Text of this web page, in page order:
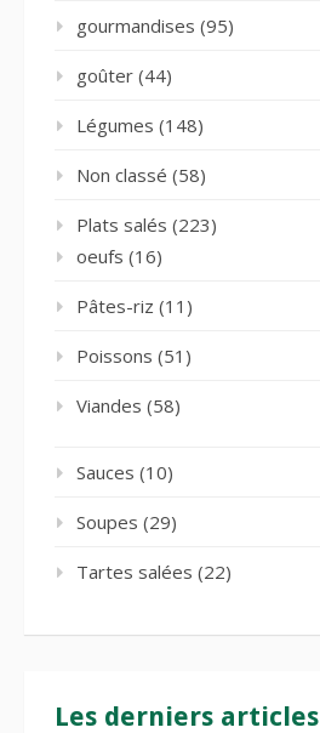
gourmandises (95)
goûter (44)
Légumes (148)
Non classé (58)
Plats salés (223)
oeufs (16)
Pâtes-riz (11)
Poissons (51)
Viandes (58)
Sauces (10)
Soupes (29)
Tartes salées (22)
Les derniers articles